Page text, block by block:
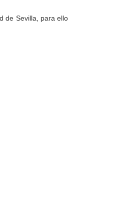
de Sevilla, para ello